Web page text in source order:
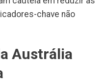
chave não
Austrália